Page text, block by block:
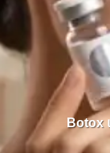
Botox